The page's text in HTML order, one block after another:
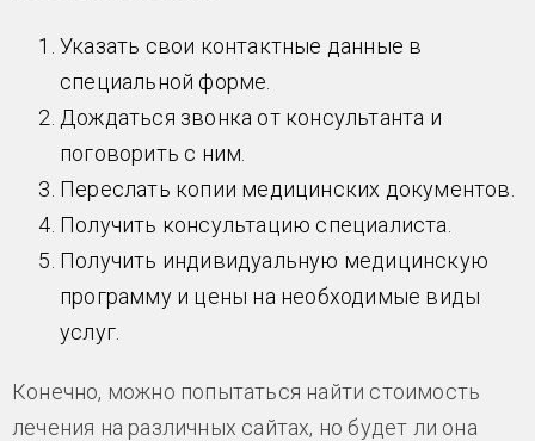
Указать свои контактные данные в
специальной форме.
Дождаться звонка от консультанта и
поговорить с ним.
Переслать копии медицинских документов.
Получить консультацию специалиста.
Получить индивидуальную медицинскую
программу и цены на необходимые виды
услуг.
Конечно, можно попытаться найти стоимость
лечения на различных сайтах, но будет ли она